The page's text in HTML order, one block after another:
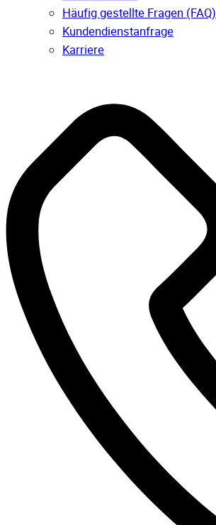
Häufig gestellte Fragen (FAQ)
Kunden­dienst­anfrage
Karriere